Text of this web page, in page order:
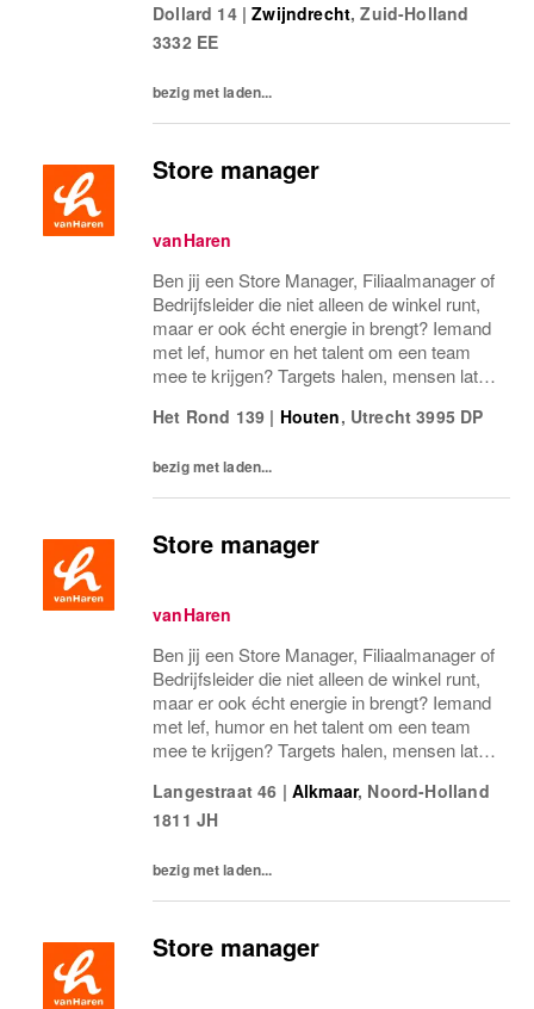
please! Dan zoeken wij jou.Bij...
Dollard 14 | Zwijndrecht,Zuid-Holland
3332 EE
bezig met laden...
Store manager
vanHaren
Ben jij een Store Manager, Filiaalmanager of
Bedrijfsleider die niet alleen de winkel runt,
maar er ook écht energie in brengt? Iemand
met lef, humor en het talent om een team
mee te krijgen? Targets halen, mensen laten
please! Dan zoeken wij jou.Bij...
Het Rond 139 | Houten, Utrecht 3995 DP
bezig met laden...
Store manager
vanHaren
Ben jij een Store Manager, Filiaalmanager of
Bedrijfsleider die niet alleen de winkel runt,
maar er ook écht energie in brengt? Iemand
met lef, humor en het talent om een team
mee te krijgen? Targets halen, mensen laten
please! Dan zoeken wij jou.Bij...
Langestraat 46 | Alkmaar, Noord-Holland
1811 JH
bezig met laden...
Store manager